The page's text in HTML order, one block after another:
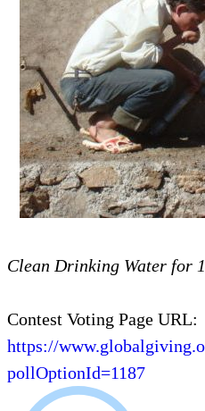
Clean Drinking Water for
Contest Voting Page URL:
https://
pollOptionId=1187